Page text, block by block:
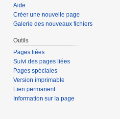
Aide
Créer une nouvelle page
Galerie des nouveaux fichiers
Outils
Pages liées
Suivi des pages liées
Pages spéciales
Version imprimable
Lien permanent
Information sur la page